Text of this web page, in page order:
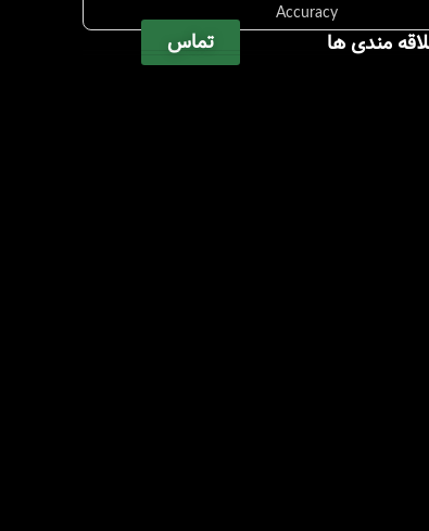
Accuracy
مندی ها تماس